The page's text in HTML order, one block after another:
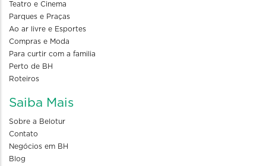
Teatro e Cinema
Parques e Praças
Ao ar livre e Esportes
Compras e Moda
Para curtir com a familia
Perto de BH
Roteiros
Saiba Mais
Sobre a Belotur
Contato
Negócios em BH
Blog